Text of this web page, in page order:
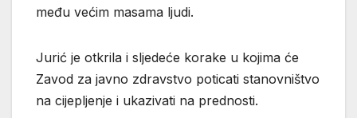
među većim masama ljudi.
Jurić je otkrila i sljedeće korake u kojima će
Zavod za javno zdravstvo poticati stanovništvo
na cijepljenje i ukazivati na prednosti.